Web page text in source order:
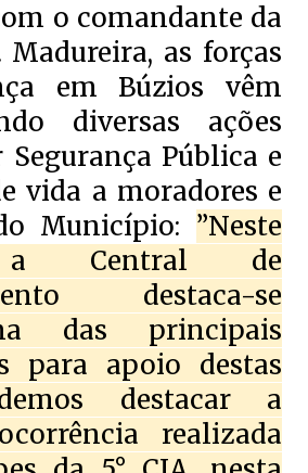
o comandante da
Madureira, as forças
em Búzios vêm
diversas ações
Pública e
vida a moradores e
Município: ”Neste
a Central de
destaca-se
das principais
para apoio destas
destacar a
realizada